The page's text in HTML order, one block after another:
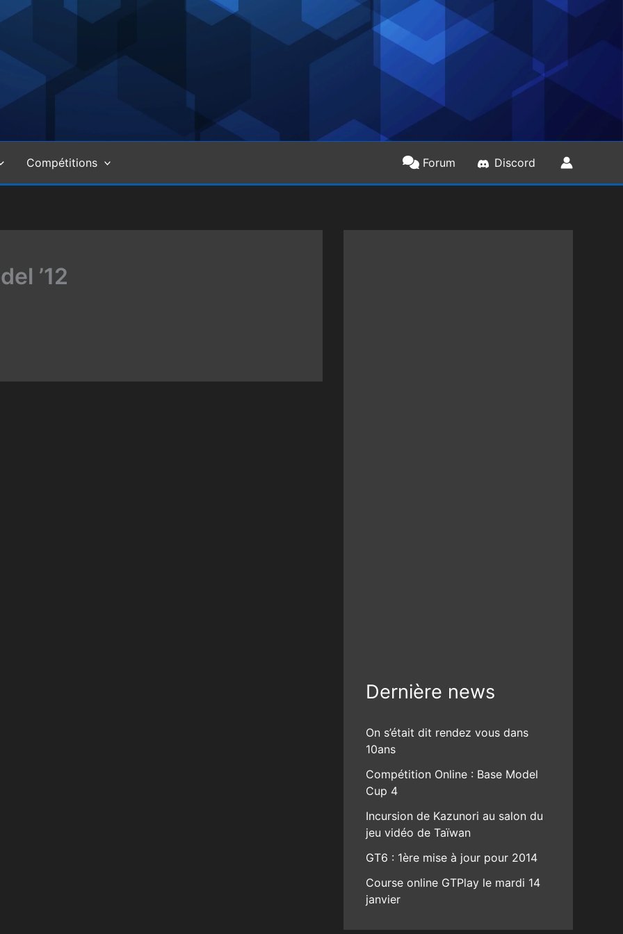
Compétitions Forum Discord
’12
Dernière news
On s’était dit rendez vous dans
10ans
Compétition Online : Base Model
Cup 4
Incursion de Kazunori au salon du
jeu vidéo de Taïwan
GT6 : 1ère mise à jour pour 2014
Course online GTPlay le mardi 14
janvier